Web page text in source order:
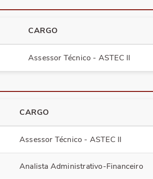
Palavra do
Missão, Visão,
CARGO
Assessor Técnico - ASTEC II
CARGO
Assessor Técnico - ASTEC II
Analista Administrativo-Financeiro